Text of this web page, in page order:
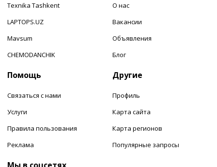
Texnika Tashkent
LAPTOPS.UZ
Mavsum
CHEMODANCHIK
О нас
Вакансии
Объявления
Блог
Помощь
Связаться с нами
Услуги
Правила пользования
Реклама
Другие
Профиль
Карта сайта
Карта регионов
Популярные запросы